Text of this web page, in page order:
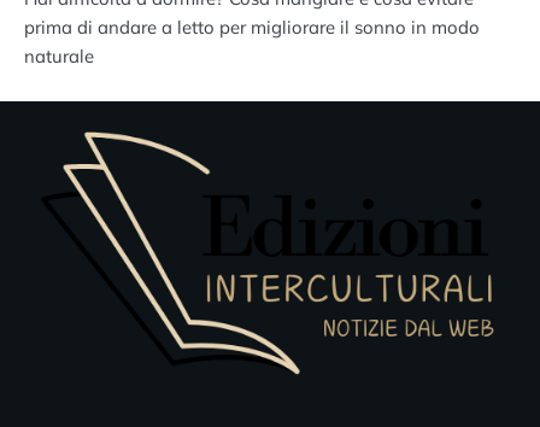
prima di andare a letto per migliorare il sonno in modo
naturale